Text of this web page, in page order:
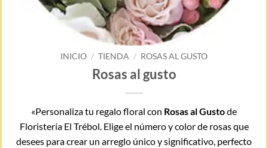
INICIO / TIENDA / ROSAS AL GUSTO
Rosas al gusto
«Personaliza tu regalo floral con Rosas al Gustode
Floristería El Trébol. Elige el número y color de rosas que
desees para crear un arreglo único y significativo, perfecto